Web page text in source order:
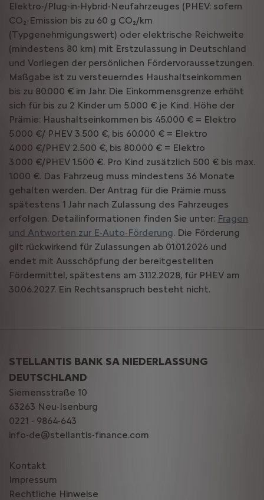
Elektro-/Plug-in-Hybrid-Neufahrzeuges (PHEV: sofern
CO₂-Emission bis zu 60 g CO₂/km
(Typgenehmigungswert) oder elektrische Reichweite
(mindestens 80 km) mit Erstzulassung in Deutschland
und Vorliegen der persönlichen Fördervoraussetzungen.
Maßgabe ist zu versteuerndes Haushaltseinkommen
bis zu 80.000 € im Jahr. Die Einkommensgrenze erhöht
sich für bis zu 2 Kinder um 5.000 € je Kind. Höhe der
Prämie: Haushaltseinkommen bis 45.000 € = Elektro
5.000 €/ PHEV 3.500 €, bis 60.000 € = Elektro
4.000 €/PHEV 2.500 €, bis 80.000 € = Elektro
3.000 €/PHEV 1.500 €. Pro Kind zusätzlich 500 € bis max.
1.000 €. Das Fahrzeug muss mindestens 36 Monate
gehalten werden. Der Antrag für die Prämie muss
spätestens 1 Jahr nach Zulassung des Fahrzeuges
erfolgen. Detailinformationen finden Sie unter: Fragen
und Antworten zur E-Auto-Förderung. Die Förderung
gilt rückwirkend für Zulassungen ab 01.01.2026 und
endet mit Ausschöpfung der bereitgestellten
Fördermittel, spätestens am 31.12.2028, für PHEV am
30.06.2027. Ein Rechtsanspruch besteht nicht.
STELLANTIS BANK SA NIEDERLASSUNG
DEUTSCHLAND
Siemensstraße 10
63263 Neu-Isenburg
0221 - 9864-643
info-de@stellantis-finance.com
Kontakt
Impressum
Rechtliche Hinweise